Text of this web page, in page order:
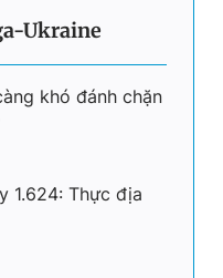
Ukraine
khó đánh chặn
1.624: Thực địa